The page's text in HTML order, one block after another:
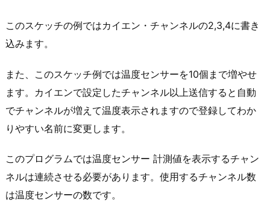
このスケッチの例ではカイエン・チャンネルの2,3,4に書き
込みます。
また、このスケッチ例では温度センサーを10個まで増やせ
ます。カイエンで設定したチャンネル以上送信すると自動
でチャンネルが増えて温度表示されますので登録してわか
りやすい名前に変更します。
このプログラムでは温度センサー 計測値を表示するチャン
ネルは連続させる必要があります。使用するチャンネル数
は温度センサーの数です。